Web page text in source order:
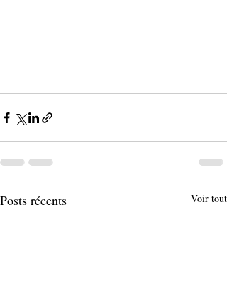
Posts récents Voir tout